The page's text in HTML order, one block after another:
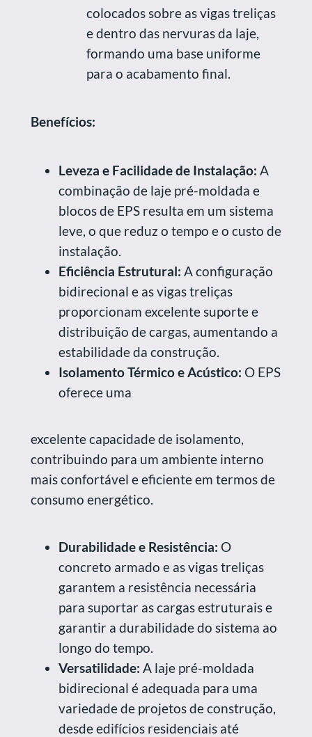
colocados sobre as vigas treliças
e dentro das nervuras da laje,
formando uma base uniforme
para o acabamento final.
Benefícios:
Leveza e Facilidade de Instalação: A
combinação de laje pré-moldada e
blocos de EPS resulta em um sistema
leve, o que reduz o tempo e o custo de
instalação.
Eficiência Estrutural: A configuração
bidirecional e as vigas treliças
proporcionam excelente suporte e
distribuição de cargas, aumentando a
estabilidade da construção.
Isolamento Térmico e Acústico: O EPS
oferece uma
excelente capacidade de isolamento,
contribuindo para um ambiente interno
mais confortável e eficiente em termos de
consumo energético.
Durabilidade e Resistência: O
concreto armado e as vigas treliças
garantem a resistência necessária
para suportar as cargas estruturais e
garantir a durabilidade do sistema ao
longo do tempo.
Versatilidade: A laje pré-moldada
bidirecional é adequada para uma
variedade de projetos de construção,
desde edifícios residenciais até